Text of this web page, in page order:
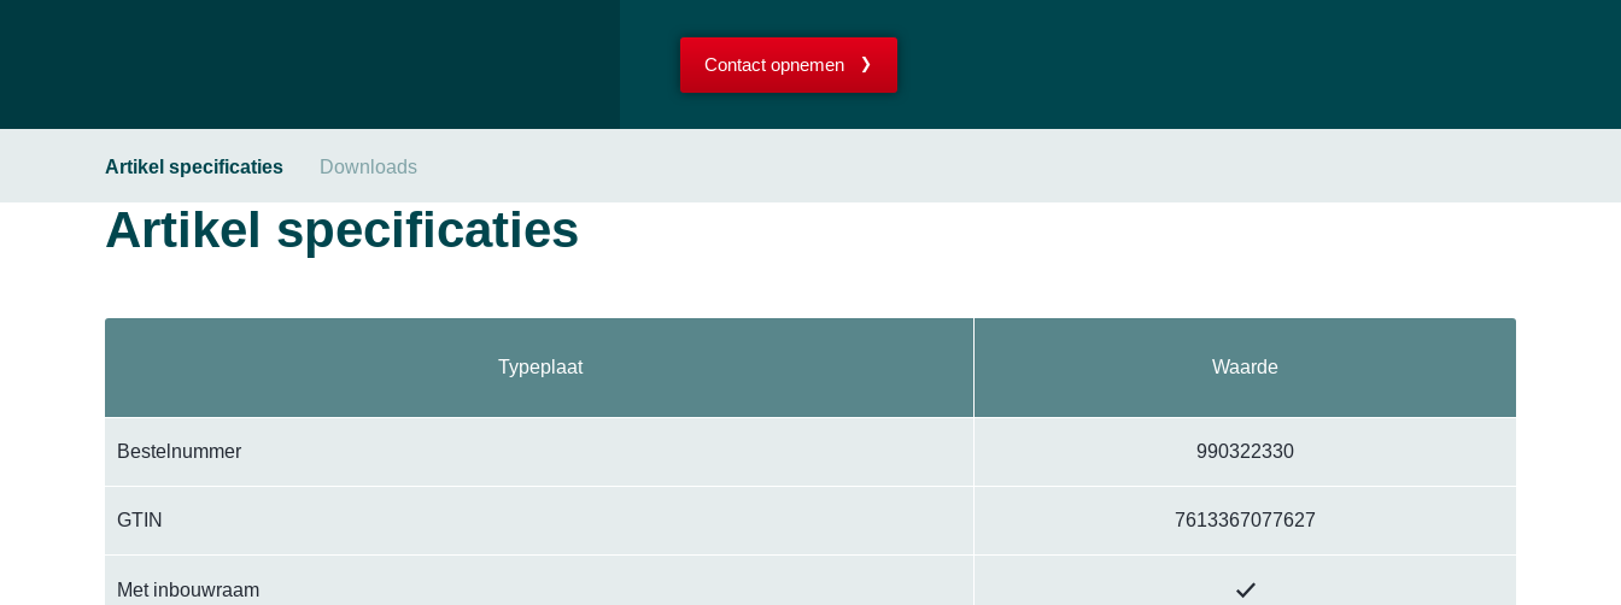
Contact opnemen
Artikel specificaties Downloads
Artikel specificaties
Typeplaat Waarde
Bestelnummer 990322330
GTIN 7613367077627
Met inbouwraam